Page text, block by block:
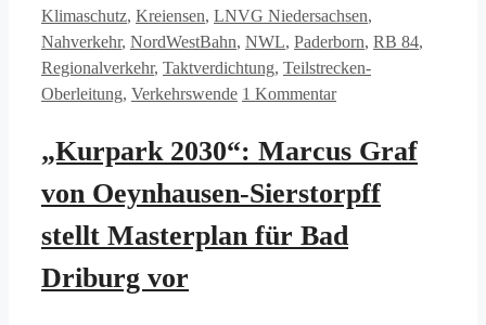
Klimaschutz, Kreiensen, LNVG Niedersachsen,
Nahverkehr, NordWestBahn, NWL, Paderborn, RB 84,
Regionalverkehr, Taktverdichtung, Teilstrecken-
Oberleitung, Verkehrswende 1 Kommentar
„Kurpark 2030“: Marcus Graf
von Oeynhausen-Sierstorpff
stellt Masterplan für Bad
Driburg vor